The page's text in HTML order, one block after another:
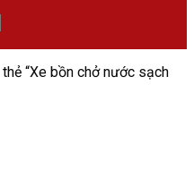
“Xe bồn chở nước sạch